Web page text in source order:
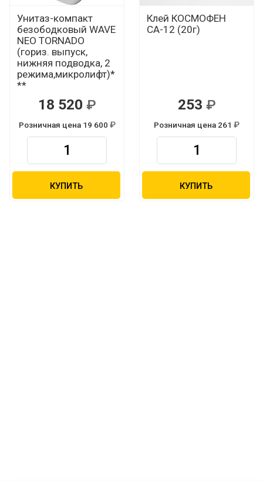
Унитаз-компакт
безободковый WAVE
NEO TORNADO
(гориз. выпуск,
нижняя подводка, 2
режима,микролифт)*
**
18 520
Розничная цена 19 600
КУПИТЬ
Клей КОСМОФЕН
СА-12 (20г)
253
Розничная цена 261
КУПИТЬ
Р
Р Р